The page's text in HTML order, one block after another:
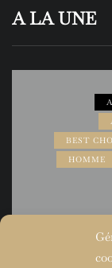
A LA UNE
BEST
HOMME